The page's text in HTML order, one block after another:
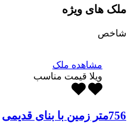
ملک های ویژه
شاخص
مشاهده ملک
ویلا قیمت مناسب
756متر زمین با بنای قدیمی